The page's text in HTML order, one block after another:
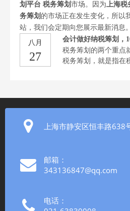
划平台 税务筹划 市场。因为上海税
务筹划 的市场正在发生变化，所以
站，我们会定期向您展示最新消息。
八月
27
会计做好纳税筹划，
税务筹划的两个重点
税务筹划，就是指在
纳税筹划，不要从发
税款为主要目的，如
就出现和发生，才是
用税收优惠政策来纳
上海市静安区恒丰路638
邮箱：
343136847@qq.com
电话：